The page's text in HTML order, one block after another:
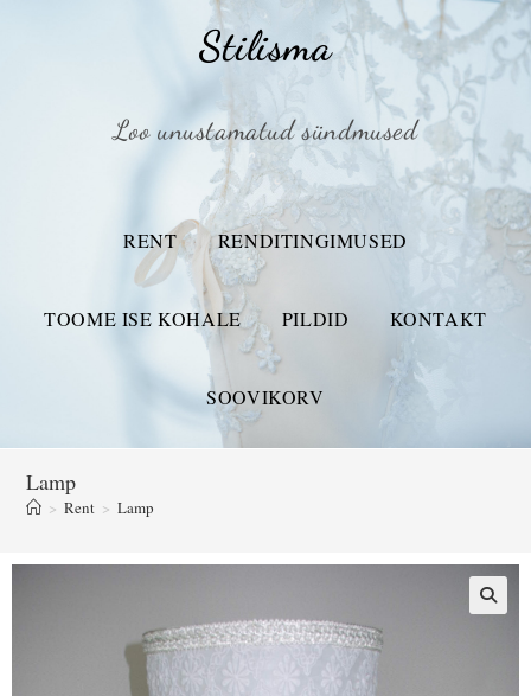
Stilisma
Loo unustamatud sündmused
RENT RENDITINGIMUSED
TOOME ISE KOHALE PILDID KONTAKT
SOOVIKORV
Lamp
> Rent > Lamp